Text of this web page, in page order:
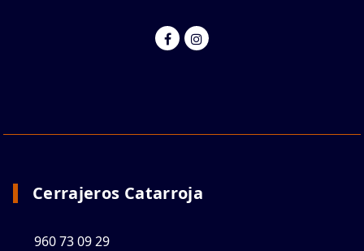
Cerrajeros Catarroja
960 73 09 29